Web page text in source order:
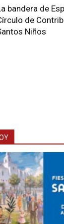
bandera de
de
Niños